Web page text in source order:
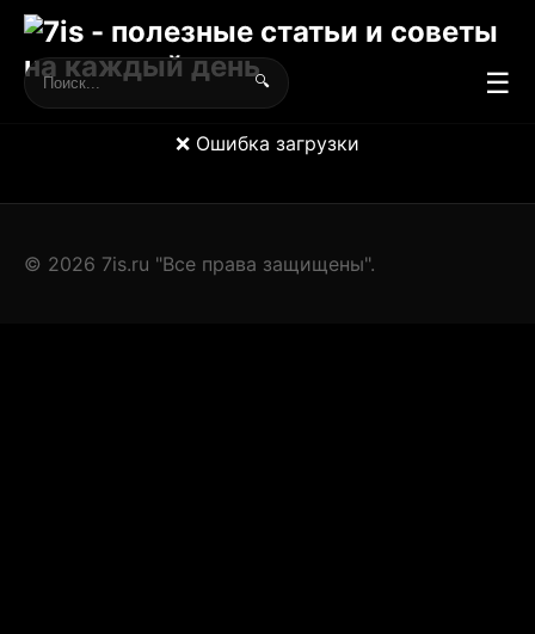
🔍 ☰
❌ Ошибка загрузки
© 2026 7is.ru "Все права защищены".